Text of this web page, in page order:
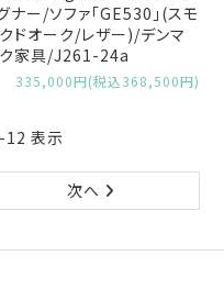
ナー/ソファ「GE530」(スモ
ドオーク/レザー)/デンマ
家具/J261-24a
335,000円(税込368,500円)
表示
次へ